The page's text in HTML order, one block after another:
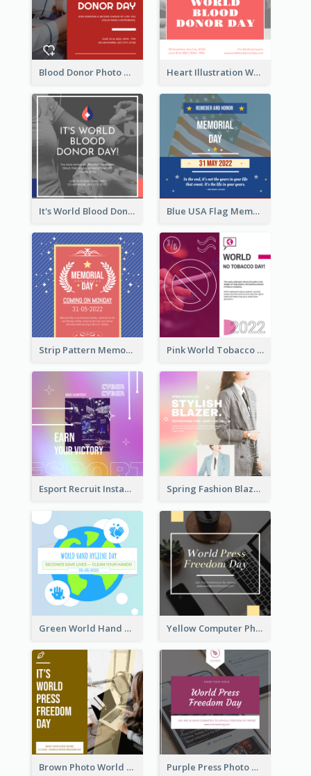
Blood Donor Photo World Blood Donor Day Instagram Post Heart Illustration World Blood Donor Day Instagram Post
It's World Blood Donor Day Photo Instagram Post Blue USA Flag Memorial Day Instagram Post Design
Strip Pattern Memorial Day Instagram Post Pink World Tobacco Day Instagram Post
Esport Recruit Instagram Post Spring Fashion Blazer Instagram Post
Green World Hand Hygiene Day Instagram Post Yellow Computer Photo World Press Freedom Day Instagram Post
Brown Photo World Press Freedom Day Instagram Post Purple Press Photo World Press Freedom Day Instagram Post